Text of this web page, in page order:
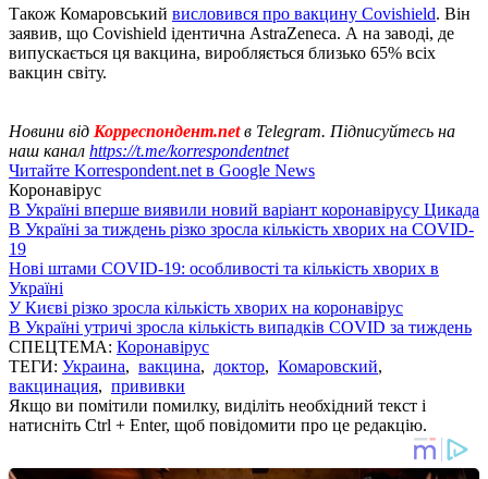
Також Комаровський висловився про вакцину Covishield. Він
заявив, що Covishield ідентична AstraZeneca. А на заводі, де
випускається ця вакцина, виробляється близько 65% всіх
вакцин світу.
Новини від Корреспондент.netв Telegram. Підписуйтесь на
наш канал https://t.me/korrespondentnet
Читайте Korrespondent.net в Google News
Коронавірус
В Україні вперше виявили новий варіант коронавірусу Цикада
В Україні за тиждень різко зросла кількість хворих на COVID-
19
Нові штами COVID-19: особливості та кількість хворих в
Україні
У Києві різко зросла кількість хворих на коронавірус
В Україні утричі зросла кількість випадків COVID за тиждень
СПЕЦТЕМА: Коронавірус
ТЕГИ: Украина, вакцина, доктор, Комаровский,
вакцинация, прививки
Якщо ви помітили помилку, виділіть необхідний текст і
натисніть Ctrl + Enter, щоб повідомити про це редакцію.